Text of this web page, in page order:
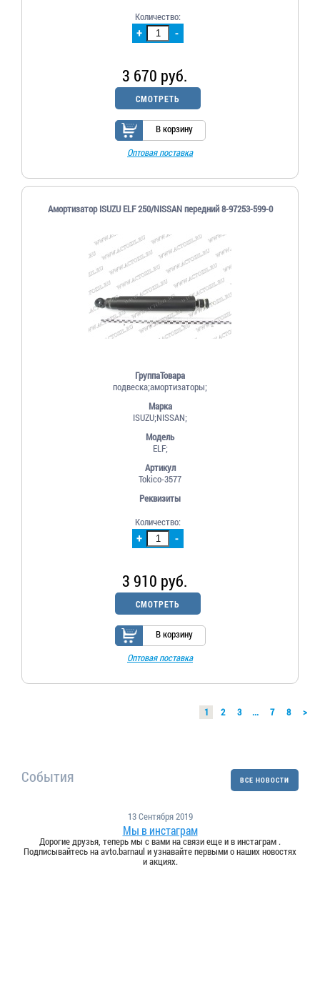
ВСЕ НОВОСТИ
События
13 Сентября 2019
Мы в инстаграм
Дорогие друзья, теперь мы с вами на связи еще и в инстаграм .
Подписывайтесь на avto.barnaul и узнавайте первыми о наших новостях
и акциях.
+ -
Количество:
3 670 руб.
СМОТРЕТЬ
В корзину
Оптовая поставка
Амортизатор ISUZU ELF 250/NISSAN передний 8-97253-599-0
ГруппаТовара
подвеска;амортизаторы;
Марка
ISUZU;NISSAN;
Модель
ELF;
Артикул
Tokico-3577
Реквизиты
+ -
Количество:
3 910 руб.
СМОТРЕТЬ
В корзину
Оптовая поставка
1 2 3 ... 7 8 >